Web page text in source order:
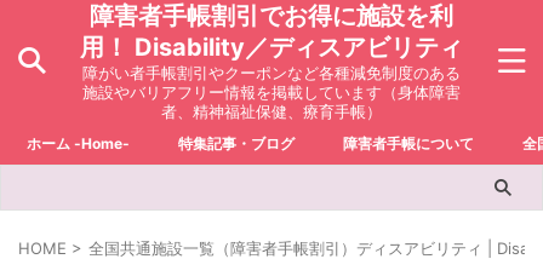
障害者手帳割引でお得に施設を利
用！ Disability／ディスアビリティ
障がい者手帳割引やクーポンなど各種減免制度のある
施設やバリアフリー情報を掲載しています（身体障害
者、精神福祉保健、療育手帳）
ホーム -Home- 特集記事・ブログ 障害者手帳について 全
HOME > 全国共通施設一覧（障害者手帳割引）ディスアビリティ |